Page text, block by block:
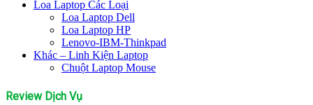
Loa Laptop Các Loại
Loa Laptop Dell
Loa Laptop HP
Lenovo-IBM-Thinkpad
Khác – Linh Kiện Laptop
Chuột Laptop Mouse
Review Dịch Vụ